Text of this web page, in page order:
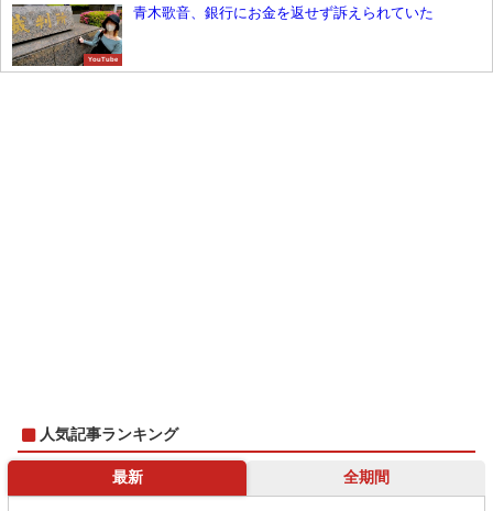
YouTube
青木歌音、銀行にお金を返せず訴えられていた
人気記事ランキング
最新 全期間